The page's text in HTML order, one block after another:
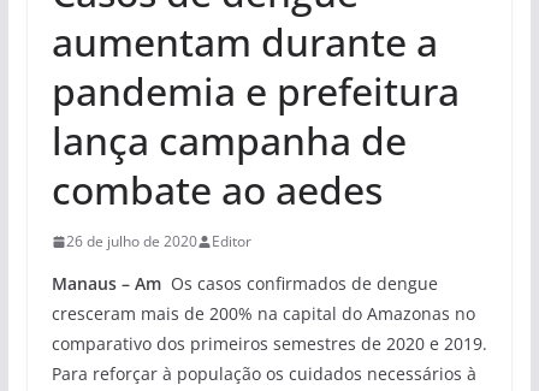
aumentam durante a
pandemia e prefeitura
lança campanha de
combate ao aedes
26 de julho de 2020 Editor
Manaus – AmOs casos confirmados de dengue
cresceram mais de 200% na capital do Amazonas no
comparativo dos primeiros semestres de 2020 e 2019.
Para reforçar à população os cuidados necessários à